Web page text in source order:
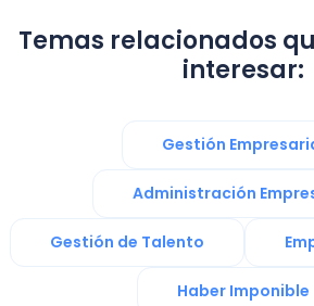
Temas relacionados
interesar:
Gestión
Administración
Gestión de Talento
Haber Imponible